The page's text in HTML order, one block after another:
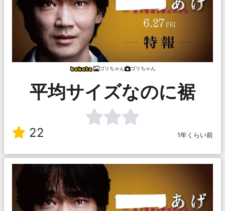
ゴリちゃん ゴリちゃん
平均サイズなのに裾
22 1年くらい前